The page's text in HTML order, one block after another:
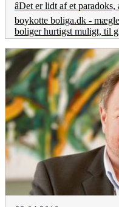
âDet er lidt af et
boykotte boliga.dk -
boliger hurtigst muligt, til
mæglernes egen
BOLIGadvokaters